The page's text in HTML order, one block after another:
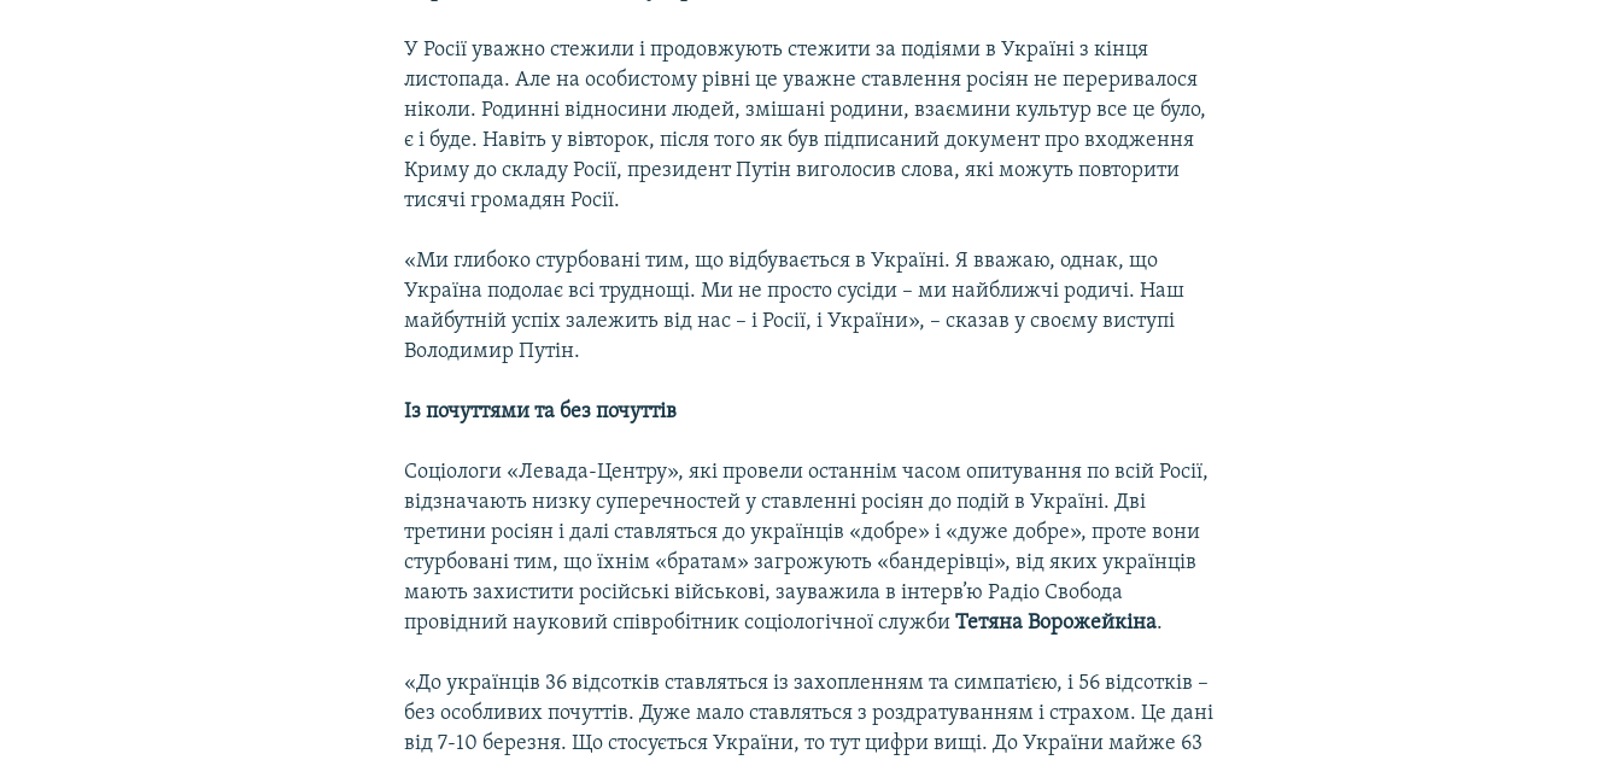
У Росії уважно стежили і продовжують стежити за подіями в Україні з кінця
листопада. Але на особистому рівні це уважне ставлення росіян не переривалося
ніколи. Родинні відносини людей, змішані родини, взаємини культур все це було,
є і буде. Навіть у вівторок, після того як був підписаний документ про входження
Криму до складу Росії, президент Путін виголосив слова, які можуть повторити
тисячі громадян Росії.
«Ми глибоко стурбовані тим, що відбувається в Україні. Я вважаю, однак, що
Україна подолає всі труднощі. Ми не просто сусіди – ми найближчі родичі. Наш
майбутній успіх залежить від нас – і Росії, і України», – сказав у своєму виступі
Володимир Путін.
Із почуттями та без почуттів
Соціологи «Левада-Центру», які провели останнім часом опитування по всій Росії,
відзначають низку суперечностей у ставленні росіян до подій в Україні. Дві
третини росіян і далі ставляться до українців «добре» і «дуже добре», проте вони
стурбовані тим, що їхнім «братам» загрожують «бандерівці», від яких українців
мають захистити російські військові, зауважила в інтерв’ю Радіо Свобода
провідний науковий співробітник соціологічної службиТетяна Ворожейкіна.
«До українців 36 відсотків ставляться із захопленням та симпатією, і 56 відсотків –
без особливих почуттів. Дуже мало ставляться з роздратуванням і страхом. Це дані
від 7-10 березня. Що стосується України, то тут цифри вищі. До України майже 63